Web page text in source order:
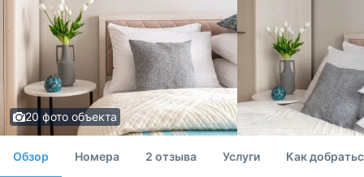
20 фото объекта
Обзор Номера 2 отзыва Услуги Как